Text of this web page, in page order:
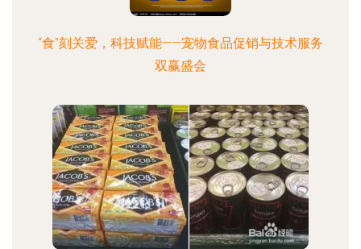
“食”刻关爱，科技赋能——宠物食品促销与技术服务
双赢盛会